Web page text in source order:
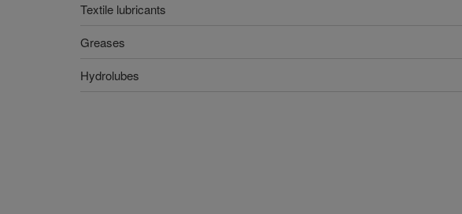
Textile lubricants
Greases
Hydrolubes